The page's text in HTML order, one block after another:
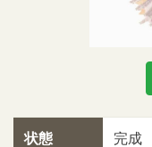
状態 完成